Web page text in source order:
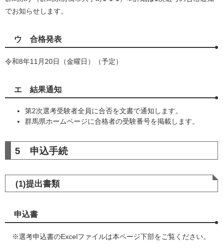
でお知らせします。
ウ 合格発表
令和8年11月20日（金曜日）（予定）
エ 結果通知
第2次選考受験者全員に合否を文書で通知します。
群馬県ホームページに合格者の受験番号を掲載します。
​5 申込手続
(1)提出書類
申込書
※選考申込書のExcelファイルは本ページ下部をご覧ください。